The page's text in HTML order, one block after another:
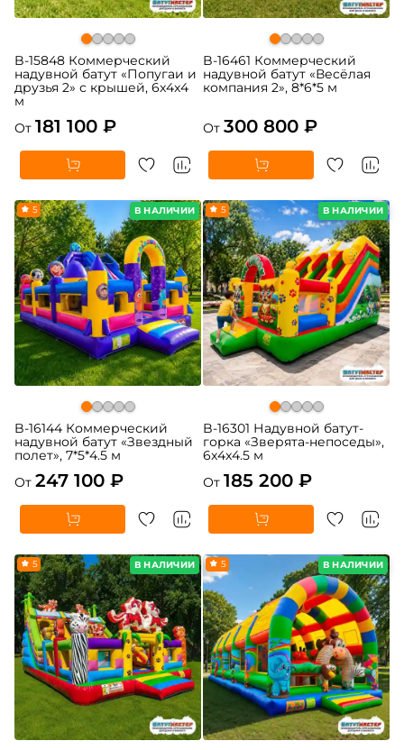
B-15848 Коммерческий
надувной батут «Попугаи и
друзья 2» с крышей, 6x4x4
м
От 181 100 ₽
B-16461 Коммерческий
надувной батут «Весёлая
компания 2», 8*6*5 м
От 300 800 ₽
В НАЛИЧИИ
5
B-16144 Коммерческий
надувной батут «Звездный
полет», 7*5*4.5 м
От 247 100 ₽
В НАЛИЧИИ
5
B-16301 Надувной батут-
горка «Зверята-непоседы»,
6x4x4.5 м
От 185 200 ₽
В НАЛИЧИИ
5 В НАЛИЧИИ
5